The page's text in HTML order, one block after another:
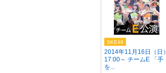
2014年11月16日（日）
17:00～ チームE 「手
を...
SKE48